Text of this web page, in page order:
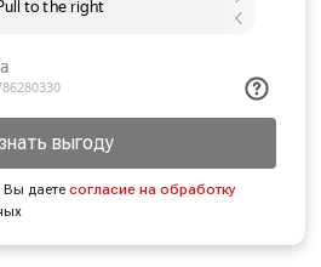
выгоду
Вы даетесогласие на обработку